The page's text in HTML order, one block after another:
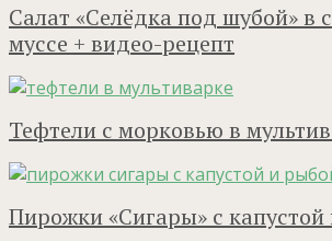
Салат «Селёдка под шубой» в
муссе + видео-рецепт
Тефтели с морковью в
Пирожки «Сигары» с